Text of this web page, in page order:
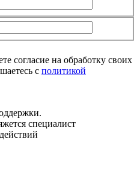
согласие на обработку своих
с политикой
специалист